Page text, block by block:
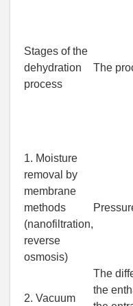
Stages of the
dehydration
process
The
1. Moisture
removal by
membrane
methods
(nanofiltration,
reverse
osmosis)
2. Vacuum
The
the